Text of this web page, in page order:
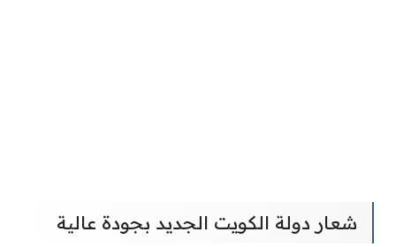
شعار دولة الكويت الجديد بجودة عالية